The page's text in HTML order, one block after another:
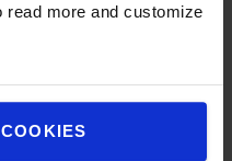
more and customize